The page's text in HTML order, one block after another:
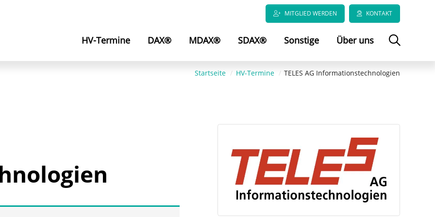
MITGLIED WERDEN KONTAKT
HV-Termine DAX® MDAX® SDAX® Sonstige Über uns
Startseite HV-Termine TELES AG Informationstechnologien